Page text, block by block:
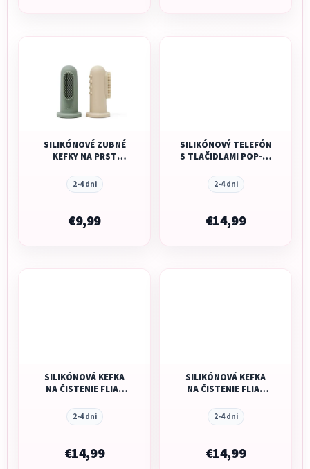
SILIKÓNOVÉ ZUBNÉ
KEFKY NA PRST
BLUE/ SHIFTING SAND
2-4 dni
€9,99
SILIKÓNOVÝ TELEFÓN
S TLAČIDLAMI POP-IT
BLUE
2-4 dni
€14,99
SILIKÓNOVÁ KEFKA
NA ČISTENIE FLIAŠ
2-4 dni
€14,99
SILIKÓNOVÁ KEFKA
NA ČISTENIE FLIAŠ
SAND
2-4 dni
€14,99